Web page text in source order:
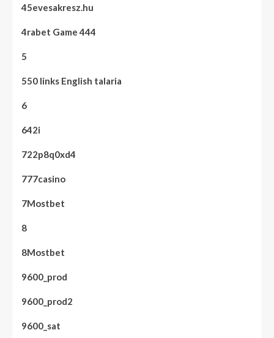
45evesakresz.hu
4rabet Game 444
5
550 links English talaria
6
642i
722p8q0xd4
777casino
7Mostbet
8
8Mostbet
9600_prod
9600_prod2
9600_sat